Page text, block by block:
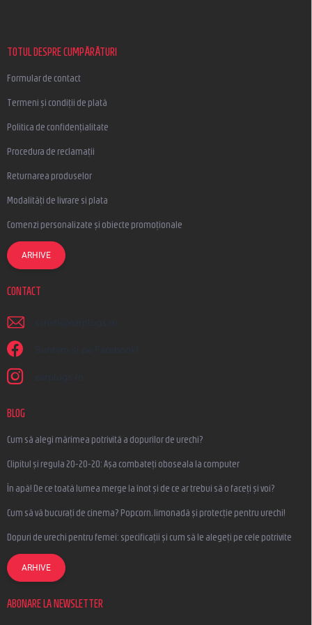
TOTUL DESPRE CUMPĂRĂTURI
Formular de contact
Termeni și condiții de plată
Politica de confidențialitate
Procedura de reclamații
Returnarea produselor
Modalități de livrare si plata
Comenzi personalizate și obiecte promoționale
ARHIVE
CONTACT
scrieti @ earplugs.ro
Suntem și pe Facebook!
earplugs.ro
BLOG
Cum să alegi mărimea potrivită a dopurilor de urechi?
Clipitul și regula 20-20-20: Așa combateți oboseala la computer
În apă! De ce toată lumea merge la înot și de ce ar trebui să o faceți și voi?
Cum să vă bucurați de cinema? Popcorn, limonadă și protecție pentru urechi!
Dopuri de urechi pentru femei: specificații și cum să le alegeți pe cele potrivite
ARHIVE
ABONARE LA NEWSLETTER